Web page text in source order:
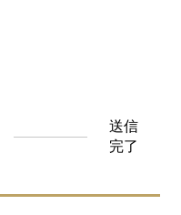
送信
完了